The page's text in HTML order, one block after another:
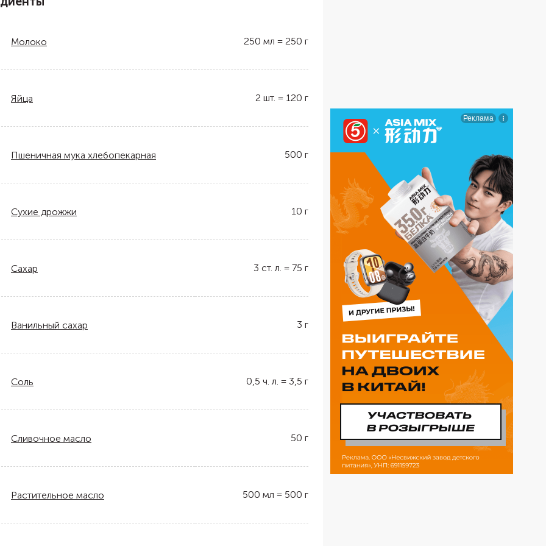
Молоко 250 мл = 250 г
Яйца 2 шт. = 120 г
Пшеничная мука хлебопекарная 500 г
Сухие дрожжи 10 г
Сахар 3 ст. л. = 75 г
Ванильный сахар 3 г
Соль 0,5 ч. л. = 3,5 г
Сливочное масло 50 г
Растительное масло 500 мл = 500 г